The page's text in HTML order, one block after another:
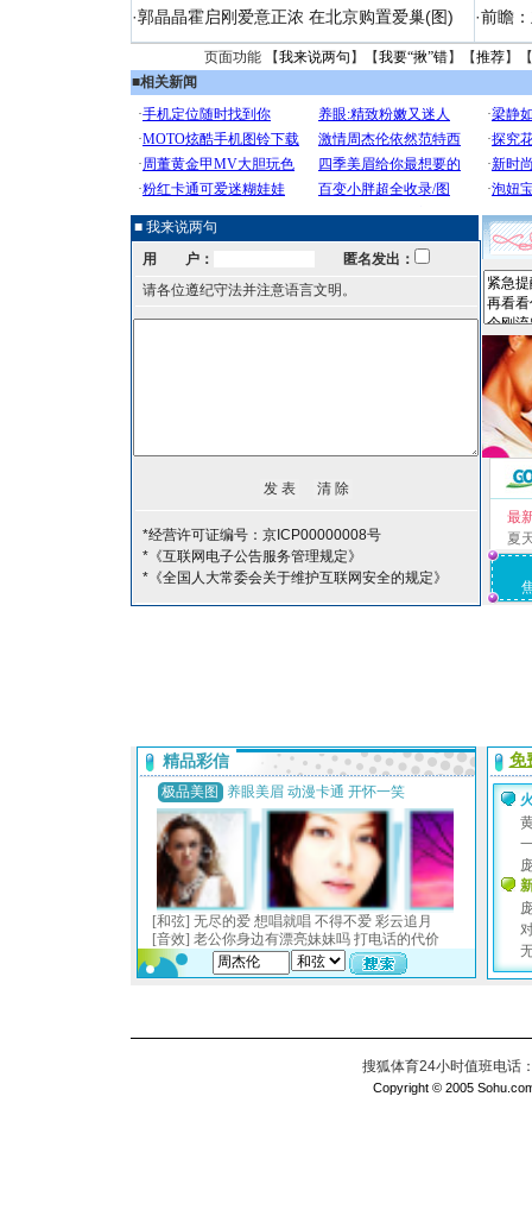
·郭晶晶霍启刚爱意正浓 在北京购置爱巢(图)
·前瞻
页面功能 【我来说两句 】【我要“揪”错】【推荐】
■相关新闻
■ 我来说两句
用 户：
匿名发出：
请各位遵纪守法并注意语言文明。
*经营许可证编号：京ICP00000008号
*《互联网电子公告服务管理规定》
*《全国人大常委会关于维护互联网安全的规定》
最
夏
搜狐体育24小时值班电话
Copyright © 2005